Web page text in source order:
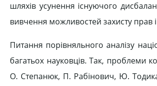
шляхів усунення існуючого
вивчення можливостей захисту прав
Питання порівняльного аналізу
багатьох науковців. Так, проблеми
О. Степанюк, П. Рабінович, Ю. Тодика